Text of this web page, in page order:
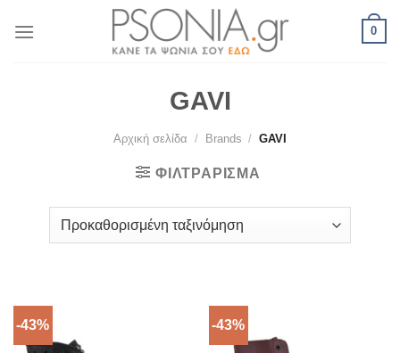
0
GAVI
Αρχική σελίδα / Brands / GAVI
ΦΙΛΤΡΆΡΙΣΜΑ
-43% -43%